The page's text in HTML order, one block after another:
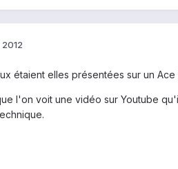
étaient elles présentées sur un Ace
l'on voit une vidéo sur Youtube